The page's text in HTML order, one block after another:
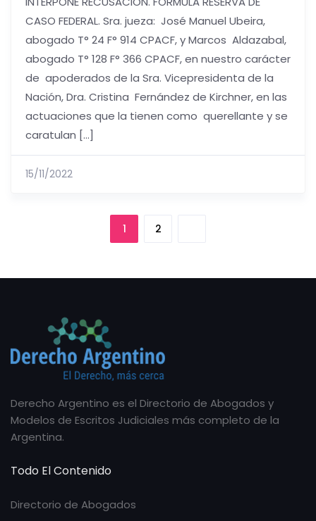
CASO FEDERAL. Sra. jueza: José Manuel Ubeira,
abogado T° 24 F° 914 CPACF, y Marcos Aldazabal,
abogado T° 128 F° 366 CPACF, en nuestro carácter
de apoderados de la Sra. Vicepresidenta de la
Nación, Dra. Cristina Fernández de Kirchner, en las
actuaciones que la tienen como querellante y se
caratulan […]
15/11/2022
1 2
Derecho Argentino es el Directorio de Abogados y
Modelos de Escritos Judiciales más completo de la
Argentina.
Todo El Contenido
Directorio de Abogados